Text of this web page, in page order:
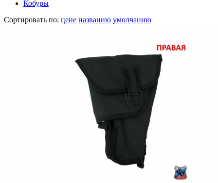
Кобуры
Сортировать по: цене названию умолчанию